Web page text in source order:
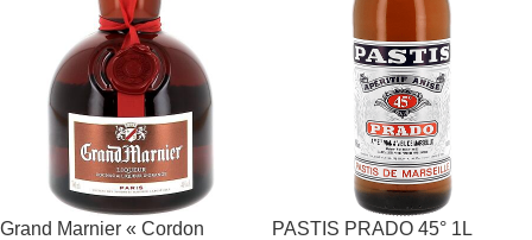
Grand Marnier « Cordon
PASTIS PRADO 45° 1L